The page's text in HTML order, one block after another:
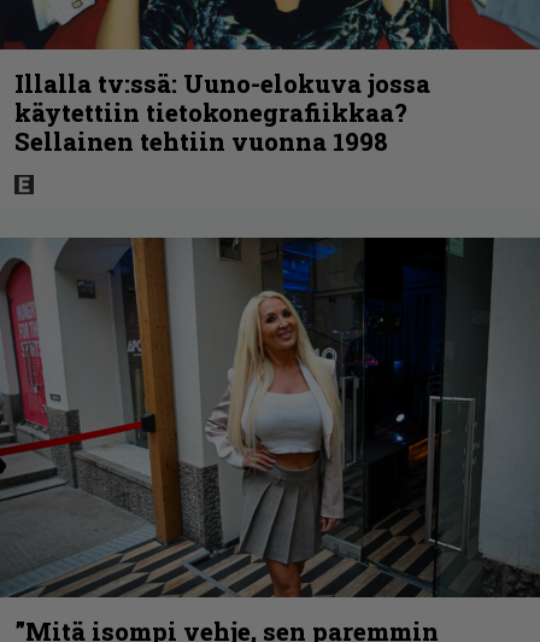
Illalla tv:ssä: Uuno-elokuva jossa
käytettiin tietokonegrafiikkaa?
Sellainen tehtiin vuonna 1998
”Mitä isompi vehje, sen paremmin